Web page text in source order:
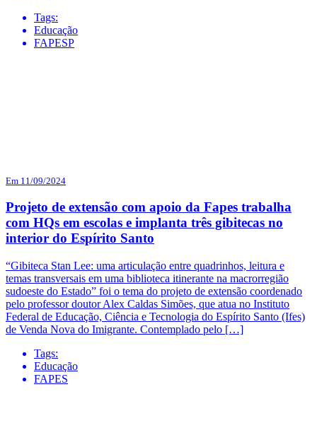
Tags:
Educação
FAPESP
Em 11/09/2024
Projeto de extensão com apoio da Fapes trabalha
com HQs em escolas e implanta três gibitecas no
interior do Espírito Santo
“Gibiteca Stan Lee: uma articulação entre quadrinhos, leitura e
temas transversais em uma biblioteca itinerante na macrorregião
sudoeste do Estado” foi o tema do projeto de extensão coordenado
pelo professor doutor Alex Caldas Simões, que atua no Instituto
Federal de Educação, Ciência e Tecnologia do Espírito Santo (Ifes)
de Venda Nova do Imigrante. Contemplado pelo […]
Tags:
Educação
FAPES